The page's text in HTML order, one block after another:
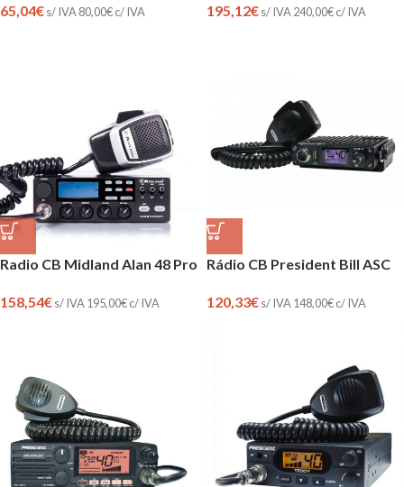
65,04€s/ IVA 80,00€c/ IVA 195,12€s/ IVA 240,00€c/ IVA
Radio CB Midland Alan 48 Pro
158,54€s/ IVA 195,00€c/ IVA
Rádio CB President Bill ASC
120,33€s/ IVA 148,00€c/ IVA